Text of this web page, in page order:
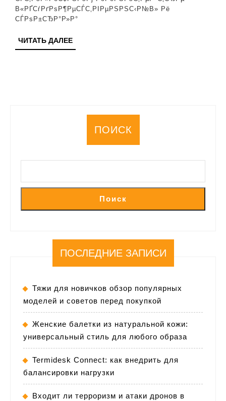
В«РҐСѓРґРѕР¶РµСЃС‚РІРµРЅРЅС‹Р№В» Рё
СЃРѕР±СЂР°Р»Р°
ЧИТАТЬ ДАЛЕЕЧИТАТЬ
ДАЛЕЕ
ПОИСК
Поиск
ПОСЛЕДНИЕ ЗАПИСИ
Тяжи для новичков обзор популярных
моделей и советов перед покупкой
Женские балетки из натуральной кожи:
универсальный стиль для любого образа
Termidesk Connect: как внедрить для
балансировки нагрузки
Входит ли терроризм и атаки дронов в